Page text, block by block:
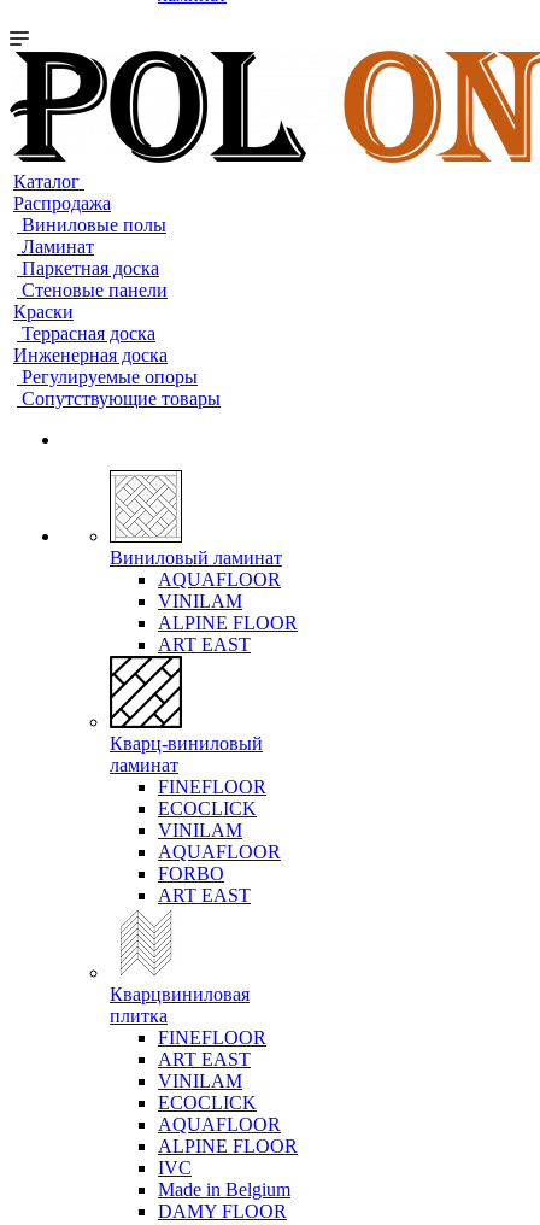
Каталог
Распродажа
Виниловые полы
Ламинат
Паркетная доска
Стеновые панели
Краски
Террасная доска
Инженерная доска
Регулируемые опоры
Сопутствующие товары
Виниловый ламинат
AQUAFLOOR
VINILAM
ALPINE FLOOR
ART EAST
Кварц-виниловый
ламинат
FINEFLOOR
ECOCLICK
VINILAM
AQUAFLOOR
FORBO
ART EAST
Кварцвиниловая
плитка
FINEFLOOR
ART EAST
VINILAM
ECOCLICK
AQUAFLOOR
ALPINE FLOOR
IVC
Made in Belgium
DAMY FLOOR